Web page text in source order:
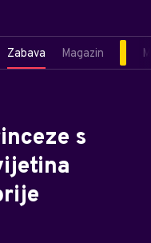
Zabava Magazin
s